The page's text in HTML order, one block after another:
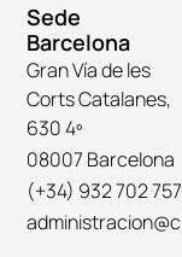
Sede
Barcelona
Gran Vía de les
Corts Catalanes,
630 4º
08007 Barcelona
(+34) 932 702 757